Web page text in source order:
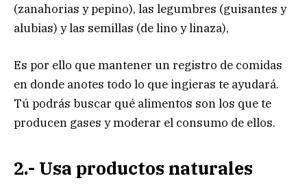
(zanahorias y pepino), las legumbres (guisantes y
alubias) y las semillas (de lino y linaza),
Es por ello que mantener un registro de comidas
en donde anotes todo lo que ingieras te ayudará.
Tú podrás buscar qué alimentos son los que te
producen gases y moderar el consumo de ellos.
2.- Usa productos naturales